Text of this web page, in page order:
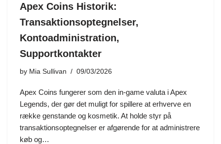
Apex Coins Historik:
Transaktionsoptegnelser,
Kontoadministration,
Supportkontakter
by Mia Sullivan 09/03/2026
Apex Coins fungerer som den in-game valuta i Apex
Legends, der gør det muligt for spillere at erhverve en
række genstande og kosmetik. At holde styr på
transaktionsoptegnelser er afgørende for at administrere
køb og…